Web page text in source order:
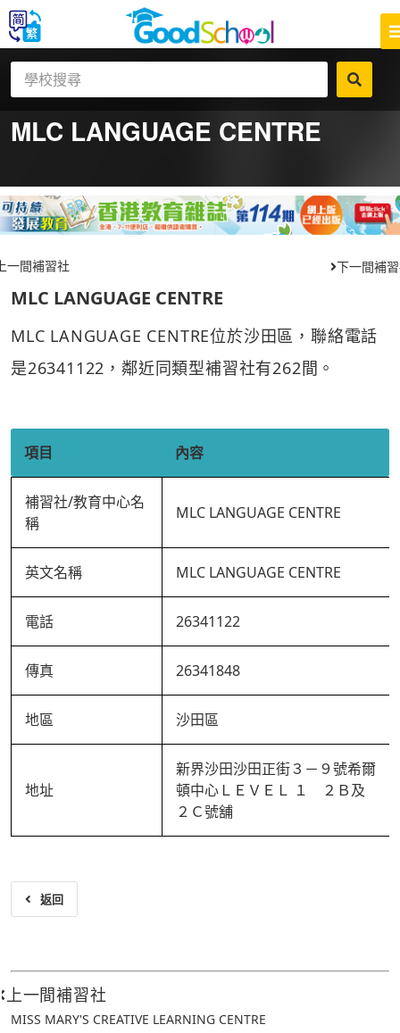
MLC LANGUAGE CENTRE
一間補習社 下一間補
MLC LANGUAGE CENTRE
MLC LANGUAGE CENTRE位於沙田區，聯絡電話
是26341122，鄰近同類型補習社有262間。
項目 內容
補習社/教育中心名
稱
MLC LANGUAGE CENTRE
英文名稱 MLC LANGUAGE CENTRE
電話 26341122
傳真 26341848
地區 沙田區
地址
新界沙田沙田正街３－９號希爾
頓中心ＬＥＶＥＬ １ ２Ｂ及
２Ｃ號舖
返回
上一間補習社
MISS MARY'S CREATIVE LEARNING CENTRE